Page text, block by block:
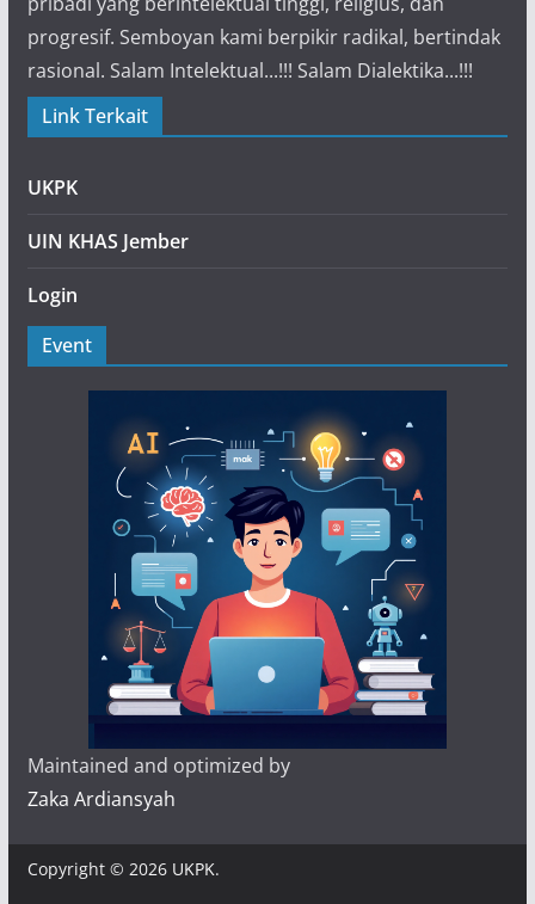
progresif. Semboyan kami berpikir radikal, bertindak
rasional. Salam Intelektual...!!! Salam Dialektika...!!!
Link Terkait
UKPK
UIN KHAS Jember
Login
Event
Maintained and optimized by
Zaka Ardiansyah
Copyright © 2026 UKPK.